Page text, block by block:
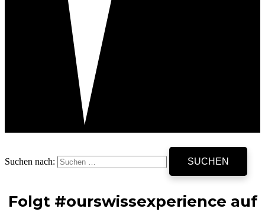
Suchen nach:
Folgt #ourswissexperience auf